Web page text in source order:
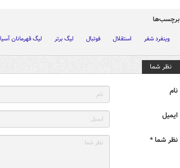
برچسب‌ها
وینفرد شفر استقلال فوتبال لیگ برتر لیگ قهرمانان آسیا
نظر شما
نام
ایمیل
نظر شما *